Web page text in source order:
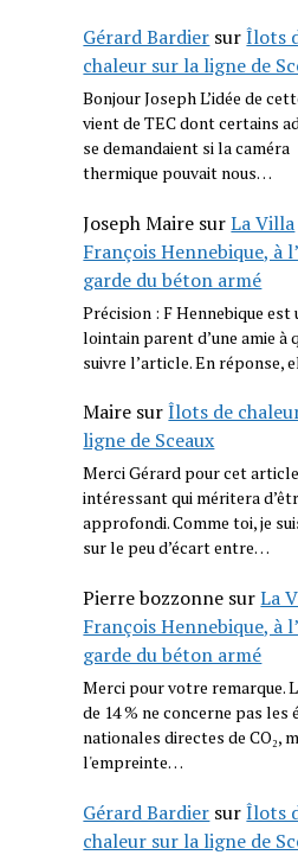
Gérard Bardier surÎlots
chaleur sur la ligne de
Bonjour Joseph L’idée de
vient de TEC dont certains
se demandaient si la caméra
thermique pouvait nous…
Joseph Maire surLa Villa
François Hennebique, à
garde du béton armé
Précision : F Hennebique est
lointain parent d’une amie à
suivre l’article. En réponse,
Maire surÎlots de
ligne de Sceaux
Merci Gérard pour cet article
intéressant qui méritera
approfondi. Comme toi, je
sur le peu d’écart entre…
Pierre bozzonne surLa
François Hennebique, à
garde du béton armé
Merci pour votre remarque.
de 14 % ne concerne pas les
nationales directes de CO₂,
l'empreinte…
Gérard Bardier surÎlots
chaleur sur la ligne de